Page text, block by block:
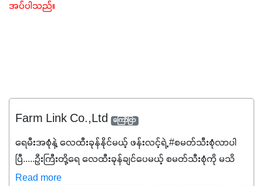
အပ်ပါသည်။
Farm Link Co.,Ltd ကြော်ငြာ
ရေမီးအစုံနဲ့ လေထီးခုန်နိုင်မယ့် ဖန်းလင့်ရဲ့ #စမတ်သီးစုံလာပါ
ပြီ.....ဦးကြီးတို့ရေ ‌လေထီးခုန်ချင်ပေမယ့် စမတ်သီးစုံကို မသိ
သေးရင်တော့ ဒီစာလေးကို ဆက်ဖတ်‌ပေးပါ #စမတ်သီးစုံဆိုတာ
Read more